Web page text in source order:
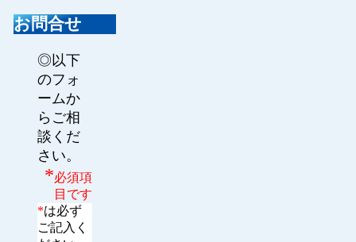
お問合せ
◎以下
のフォ
ームか
らご相
談くだ
さい。
*必須項
目です
*は必ず
ご記入く